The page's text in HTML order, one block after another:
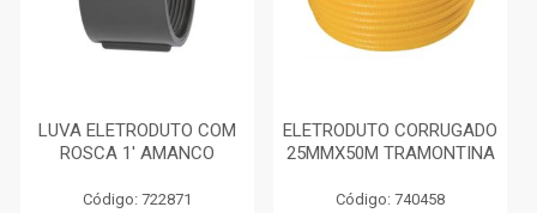
LUVA ELETRODUTO COM
ROSCA 1' AMANCO
Código: 722871
ELETRODUTO CORRUGADO
25MMX50M TRAMONTINA
Código: 740458